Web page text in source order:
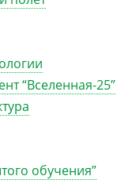
“Вселенная-25”
обучения”